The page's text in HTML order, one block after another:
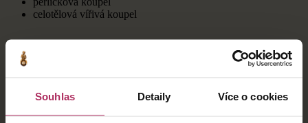
Souhlas Detaily Více o cookies
celotělová vířivá koupel
trvání procedury
co si vzít s sebou